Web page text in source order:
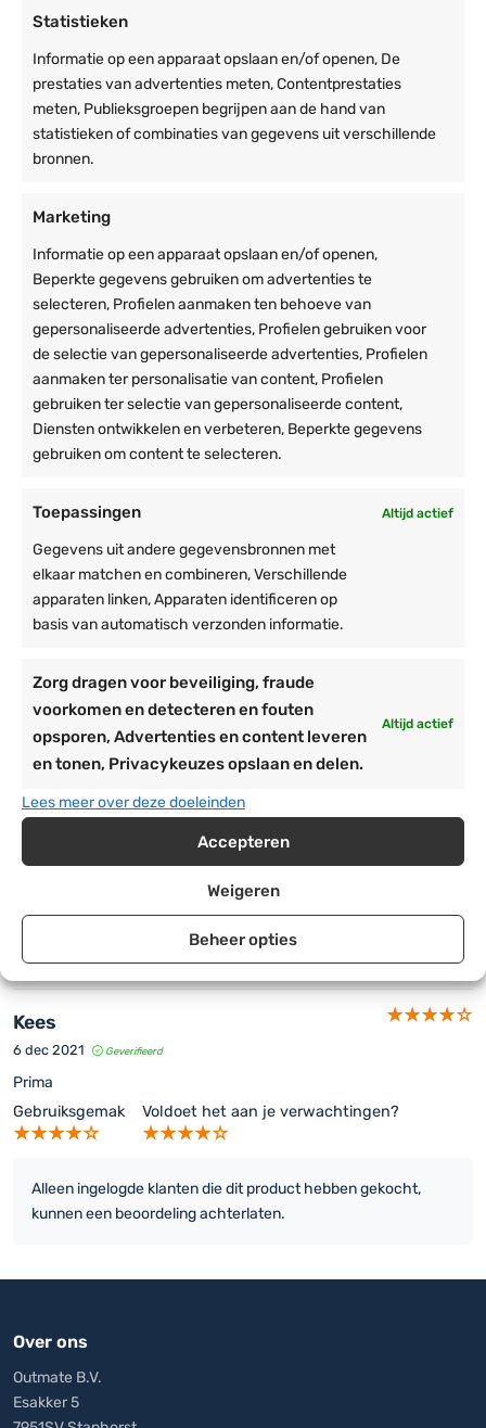
Statistieken
Informatie op een apparaat opslaan en/of openen, De
prestaties van advertenties meten, Contentprestaties
meten, Publieksgroepen begrijpen aan de hand van
statistieken of combinaties van gegevens uit verschillende
bronnen.
Marketing
Informatie op een apparaat opslaan en/of openen,
Beperkte gegevens gebruiken om advertenties te
selecteren, Profielen aanmaken ten behoeve van
gepersonaliseerde advertenties, Profielen gebruiken voor
de selectie van gepersonaliseerde advertenties, Profielen
aanmaken ter personalisatie van content, Profielen
gebruiken ter selectie van gepersonaliseerde content,
Diensten ontwikkelen en verbeteren, Beperkte gegevens
gebruiken om content te selecteren.
Toepassingen Altijd actief
Gegevens uit andere gegevensbronnen met
elkaar matchen en combineren, Verschillende
apparaten linken, Apparaten identificeren op
basis van automatisch verzonden informatie.
Zorg dragen voor beveiliging, fraude
voorkomen en detecteren en fouten
opsporen, Advertenties en content leveren
en tonen, Privacykeuzes opslaan en delen.
Altijd actief
Lees meer over deze doeleinden
Accepteren
Weigeren
Beheer opties
Thermisch gelaste naden
Brandvertragend gecoat
Afzonderlijk te plaatsen
580 gram per m²
Volledige bevestiging rondom de staanders
5cm breed bevestigings klittenband
Kleur wit-vouwtent:
6013719035007
Afmeting
4x4, 4x6, 4x8m
Specificatie materialen
Materiaal doek
Heavy duty PVC - 580 gr/m²
Uitvoering zeil
Heavy Duty PVC - 580 gr/m²
Naadafwerking
Thermisch gelaste naden
Gebruik
Bevestigingzeilen Klittenband
Lees meer
Reviews
2 reviews voorZijwand 4m met raam – Easy up | Heavy
duty PVC
Gebruiksgemak
Werkt prima
Voldoet het aan je verwachtingen?
Kees
6 dec 2021 Geverifieerd
Prima
Gebruiksgemak
Voldoet het aan je verwachtingen?
Alleen ingelogde klanten die dit product hebben gekocht,
kunnen een beoordeling achterlaten.
Over ons
Outmate B.V.
Esakker 5